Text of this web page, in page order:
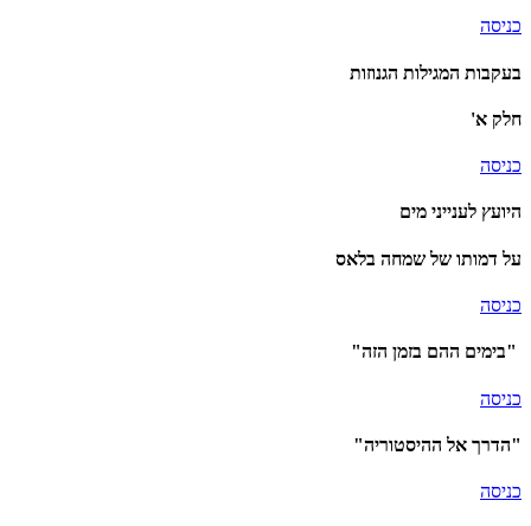
כניסה
בעקבות המגילות הגנוזות
חלק א'
כניסה
היועץ לענייני מים
על דמותו של שמחה בלאס
כניסה
"בימים ההם בזמן הזה"
כניסה
"הדרך אל ההיסטוריה"
כניסה